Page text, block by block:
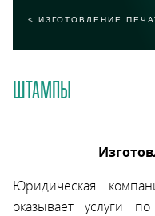
ИЗГОТОВЛЕНИЕ
ШТАМПЫ
Юридическая
оказывает услуги